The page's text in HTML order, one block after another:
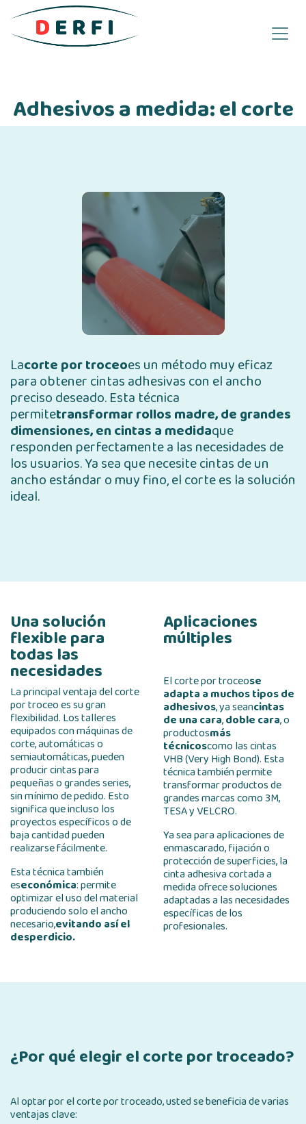
Ir al contenido
Adhesivos a medida: el corte
Lacorte por troceoes un método muy eficaz
para obtener cintas adhesivas con el ancho
preciso deseado. Esta técnica
permitetransformar rollos madre, de grandes
dimensiones, en cintas a medidaque
responden perfectamente a las necesidades de
los usuarios. Ya sea que necesite cintas de un
ancho estándar o muy fino, el corte es la solución
ideal.
Una solución
flexible para
todas las
necesidades
La principal ventaja del corte
por troceo es su gran
flexibilidad. Los talleres
equipados con máquinas de
corte, automáticas o
semiautomáticas, pueden
producir cintas para
pequeñas o grandes series,
sin mínimo de pedido. Esto
significa que incluso los
proyectos específicos o de
baja cantidad pueden
realizarse fácilmente.
Esta técnica también
eseconómica: permite
optimizar el uso del material
produciendo solo el ancho
necesario,evitando así el
desperdicio.
Aplicaciones
múltiples
El corte por troceose
adapta a muchos tipos de
adhesivos, ya seancintas
de una cara,doble cara, o
productosmás
técnicoscomo las cintas
VHB (Very High Bond). Esta
técnica también permite
transformar productos de
grandes marcas como 3M,
TESA y VELCRO.
Ya sea para aplicaciones de
enmascarado, fijación o
protección de superficies, la
cinta adhesiva cortada a
medida ofrece soluciones
adaptadas a las necesidades
específicas de los
profesionales.
¿Por qué elegir el corte por troceado?
Al optar por el corte por troceado, usted se beneficia de varias
ventajas clave: